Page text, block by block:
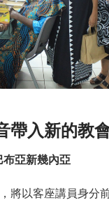
帶入新的教
亞新幾內亞
將以客座講員身分